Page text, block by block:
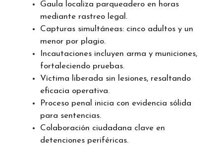
Gaula localiza parqueadero en horas
mediante rastreo legal.
Capturas simultáneas: cinco adultos y un
menor por plagio.
Incautaciones incluyen arma y municiones,
fortaleciendo pruebas.
Víctima liberada sin lesiones, resaltando
eficacia operativa.
Proceso penal inicia con evidencia sólida
para sentencias.
Colaboración ciudadana clave en
detenciones periféricas.